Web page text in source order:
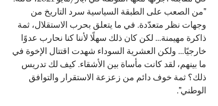
"من الصعب على الطبقة السياسية سرد التاريخ من
وجهات نظر متعدّدة. في ما يتعلق بحرب الاستقلال، ثمة
ذاكرة مهيمنة... لكن كان ذلك سهلًا لأننا كنا نحارب عدوًا
خارجيًا... ولكن العشرية السوداء شهدت اقتتال الإخوة في
ما بينهم، لقد كانت مأساة بين الأشقاء. كيف لك تدريس
ذلك؟ ثمة خوف دائم من زعزعة الاستقرار والتوافق
الوطني".